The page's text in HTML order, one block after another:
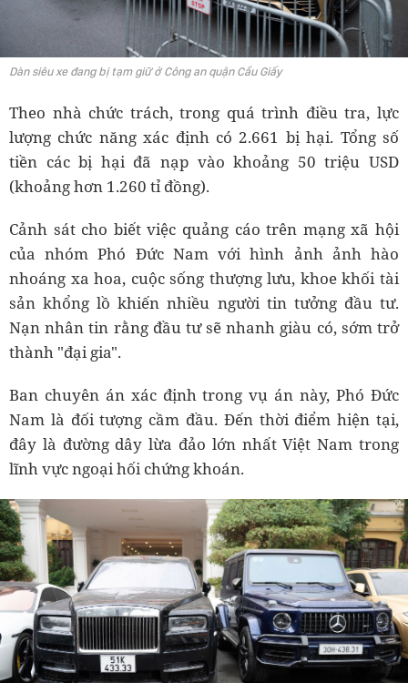
Dàn siêu xe đang bị tạm giữ ở Công an quận Cầu Giấy
Theo nhà chức trách, trong quá trình điều tra, lực
lượng chức năng xác định có 2.661 bị hại. Tổng số
tiền các bị hại đã nạp vào khoảng 50 triệu USD
(khoảng hơn 1.260 tỉ đồng).
Cảnh sát cho biết việc quảng cáo trên mạng xã hội
của nhóm Phó Đức Nam với hình ảnh ảnh hào
nhoáng xa hoa, cuộc sống thượng lưu, khoe khối tài
sản khổng lồ khiến nhiều người tin tưởng đầu tư.
Nạn nhân tin rằng đầu tư sẽ nhanh giàu có, sớm trở
thành "đại gia".
Ban chuyên án xác định trong vụ án này, Phó Đức
Nam là đối tượng cầm đầu. Đến thời điểm hiện tại,
đây là đường dây lừa đảo lớn nhất Việt Nam trong
lĩnh vực ngoại hối chứng khoán.